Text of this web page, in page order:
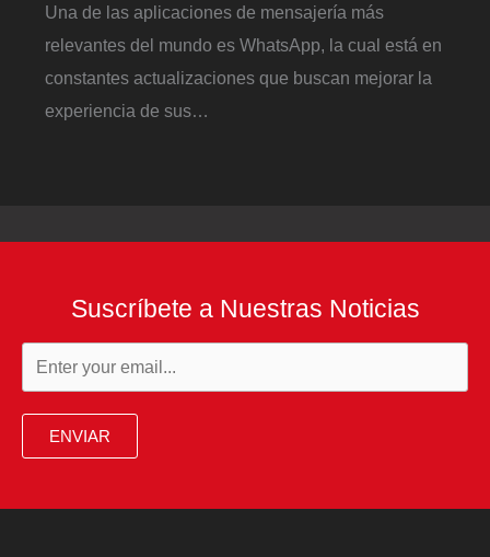
Una de las aplicaciones de mensajería más
relevantes del mundo es WhatsApp, la cual está en
constantes actualizaciones que buscan mejorar la
experiencia de sus…
Suscríbete a Nuestras Noticias
ENVIAR